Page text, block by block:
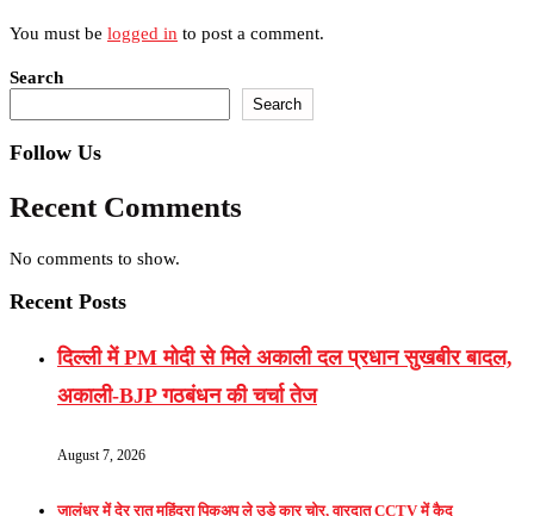
You must be logged in to post a comment.
Search
Search
Follow Us
Recent Comments
No comments to show.
Recent Posts
दिल्ली में PM मोदी से मिले अकाली दल प्रधान सुखबीर बादल,
अकाली-BJP गठबंधन की चर्चा तेज
August 7, 2026
जालंधर में देर रात महिंद्रा पिकअप ले उड़े कार चोर, वारदात CCTV में कैद